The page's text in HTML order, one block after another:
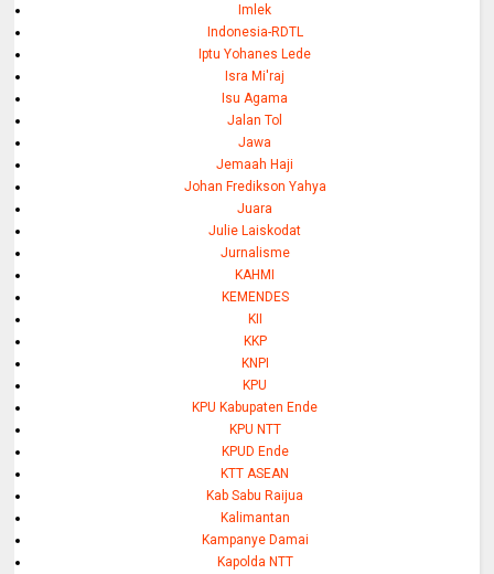
Imlek
Indonesia-RDTL
Iptu Yohanes Lede
Isra Mi'raj
Isu Agama
Jalan Tol
Jawa
Jemaah Haji
Johan Fredikson Yahya
Juara
Julie Laiskodat
Jurnalisme
KAHMI
KEMENDES
KII
KKP
KNPI
KPU
KPU Kabupaten Ende
KPU NTT
KPUD Ende
KTT ASEAN
Kab Sabu Raijua
Kalimantan
Kampanye Damai
Kapolda NTT